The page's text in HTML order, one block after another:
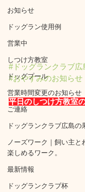
お知らせ
ドッグラン使用例
営業中
しつけ方教室
ドッグプール
営業時間変更のお知らせ
ご連絡
ドッグランクラブ広島の
ノーズワーク｜飼い主と
楽しめるワーク。
最新情報
ドッグランクラブ杯
#ドッグランクラブ広
#おやすみのお知らせ
平日のしつけ方教室